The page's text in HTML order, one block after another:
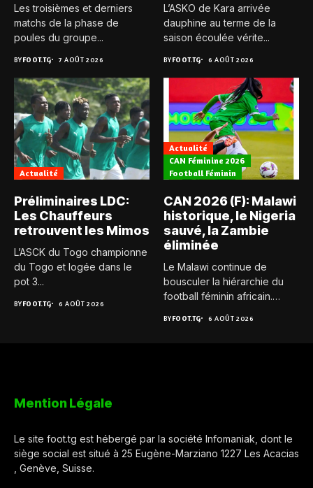
Les troisièmes et derniers
matchs de la phase de
poules du groupe...
BYFOOT.TG 7 AOÛT 2026
L’ASKO de Kara arrivée
dauphine au terme de la
saison écoulée vérite...
BYFOOT.TG 6 AOÛT 2026
Actualité
Préliminaires LDC:
Les Chauffeurs
retrouvent les Mimos
L’ASCK du Togo championne
du Togo et logée dans le
pot 3...
BYFOOT.TG 6 AOÛT 2026
Actualité
CAN Féminine 2026
Football Féminin
CAN 2026 (F): Malawi
historique, le Nigeria
sauvé, la Zambie
éliminée
Le Malawi continue de
bousculer la hiérarchie du
football féminin africain.
BYFOOT.TG 6 AOÛT 2026
Mention Légale
Le site foot.tg est hébergé par la société Infomaniak, dont le
siège social est situé à 25 Eugène-Marziano 1227 Les Acacias
, Genève, Suisse.